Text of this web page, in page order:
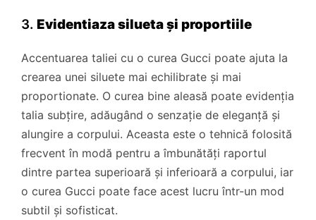
3. Evidentiaza silueta și proportiile
Accentuarea taliei cu o curea Gucci poate ajuta la
crearea unei siluete mai echilibrate și mai
proportionate. O curea bine aleasă poate evidenția
talia subțire, adăugând o senzație de eleganță și
alungire a corpului. Aceasta este o tehnică folosită
frecvent în modă pentru a îmbunătăți raportul
dintre partea superioară și inferioară a corpului, iar
o curea Gucci poate face acest lucru într-un mod
subtil și sofisticat.